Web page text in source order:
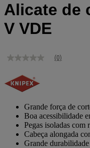
Alicate de
V VDE
Sem
de
classificação
Link
mesma
página.
(0)
Grande força de
Boa acessibilidade
Pegas isoladas com
Cabeça alongada
Grande